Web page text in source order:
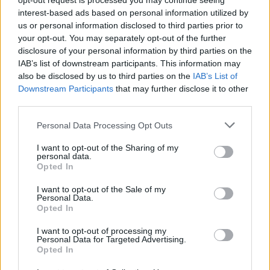
interest-based ads based on personal information utilized by
us or personal information disclosed to third parties prior to
your opt-out. You may separately opt-out of the further
disclosure of your personal information by third parties on the
IAB’s list of downstream participants. This information may
also be disclosed by us to third parties on the IAB’s List of
Downstream Participants that may further disclose it to other
Personal Data Processing Opt Outs
I want to opt-out of the Sharing of my
personal data.
Opted In
I want to opt-out of the Sale of my
Personal Data.
Opted In
I want to opt-out of processing my
Personal Data for Targeted Advertising.
Opted In
Βασίλης Πιστικίδης: Χρόνια πολλά Ραφήνα-
100 χρόνια από την θεμελίωση της πόλης μας
ΡΑΦΗΝΑ - ΠΙΚΕΡΜΙ 29 Αυγούστου, 2023
Ο π.Δήμαρχος Ραφήνας Πικερμίου και υποψήφιος
Περιφερειακός Σύμβουλος Ανατολικής Αττικής Βασίλης